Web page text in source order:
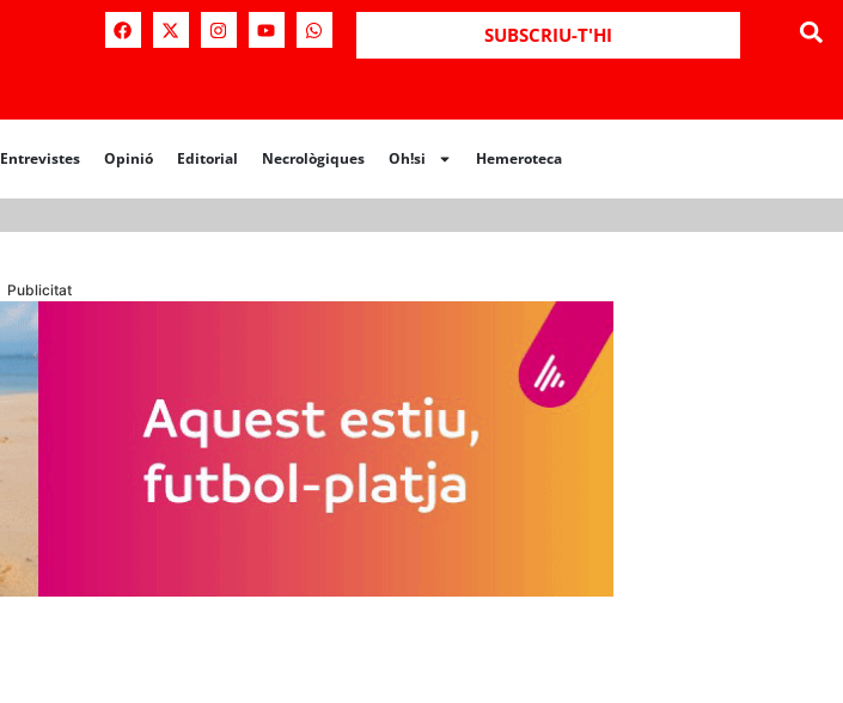
SUBSCRIU-T'HI
Entrevistes Opinió Editorial Necrològiques Oh!si Hemeroteca
Opinió Editorial Necrològiques Hemeroteca
Publicitat